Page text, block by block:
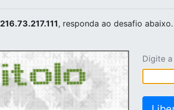
216.73.217.111, responda ao desafio abaixo.
Digite